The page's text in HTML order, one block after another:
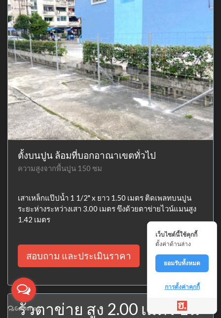
ตั้งบนปูน ล้อมที่บอกอาณาเขตทั่วไป
ความสูงจากพื้นปูน 150 ซม
เสาเหล็กแป๊ปน้ำ 1 1/2" x ยาว 1.50 เมตร ติดเพลทบนปูน
ระยะห่างระหว่างเสา 3.00 เมตร ขึงด้วยตาข่ายไวน์แมนสูง
1.42 เมตร
สอบถาม และประเมินราคา
รั้วตาข่าย สูง 2.00 เมตร บน
เว็บไซต์นี้ใช้คุกกี้
ตั้งค่าด้านล่าง
ยอมรับทั้งหมด
การตั้งค่าคุกกี้